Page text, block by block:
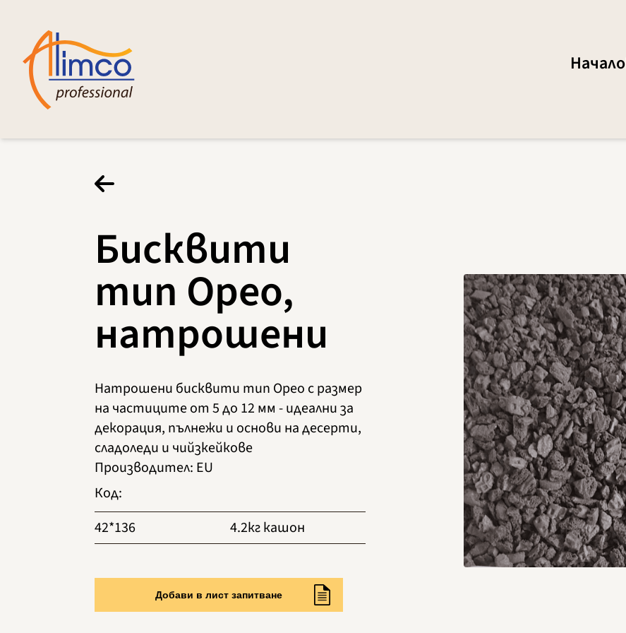
Начало
Бисквити
тип Орео,
натрошени
Натрошени бисквити тип Орео с размер
на частиците от 5 до 12 мм - идеални за
декорация, пълнежи и основи на десерти,
сладоледи и чийзкейкове
Производител: EU
Код:
42*136
4.2кг кашон
Добави в лист запитване